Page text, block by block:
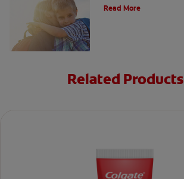
Read More
Related Products